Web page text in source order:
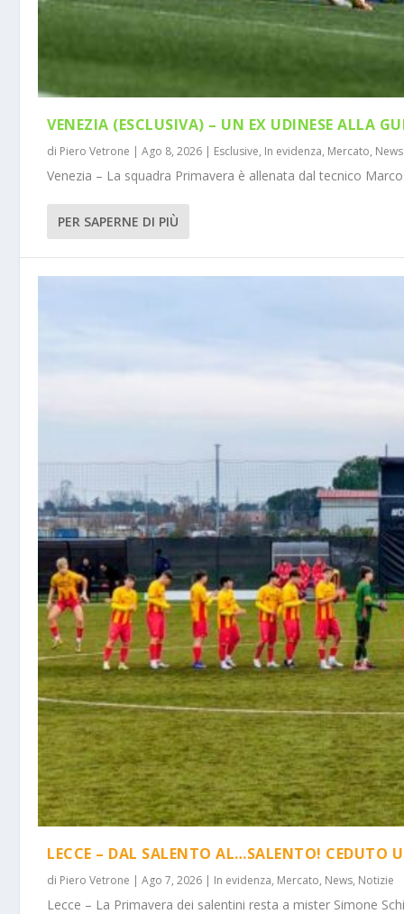
VENEZIA (ESCLUSIVA) – UN EX UDINESE ALLA
di Piero Vetrone |Ago 8, 2026 | Esclusive, In evidenza, Mercato, News
Venezia – La squadra Primavera è allenata dal tecnico
PER SAPERNE DI PIÙ
LECCE – DAL SALENTO AL…SALENTO! CEDUTO
di Piero Vetrone |Ago 7, 2026 | In evidenza, Mercato, News, Notizie
Lecce – La Primavera dei salentini resta a mister Simone